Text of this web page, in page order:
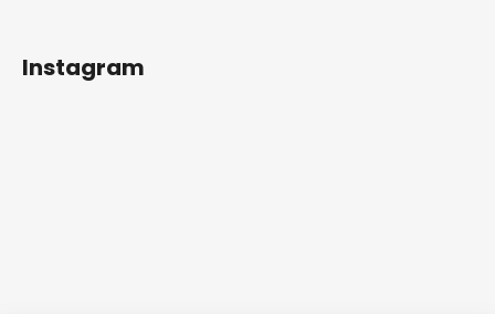
Instagram